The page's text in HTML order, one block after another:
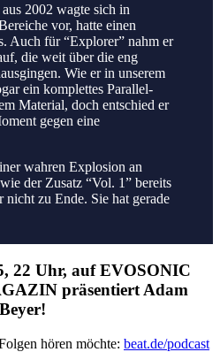
2002 wagte sich in
vor, hatte einen
Auch für “Explorer” nahm er
die weit über die eng
Wie er in unserem
ein komplettes Parallel-
Material, doch entschied er
gegen eine
wahren Explosion an
der Zusatz “Vol. 1” bereits
nicht zu Ende. Sie hat gerade
22 Uhr, auf EVOSONIC
präsentiert Adam
Beyer!
hören möchte: beat.de/podcast